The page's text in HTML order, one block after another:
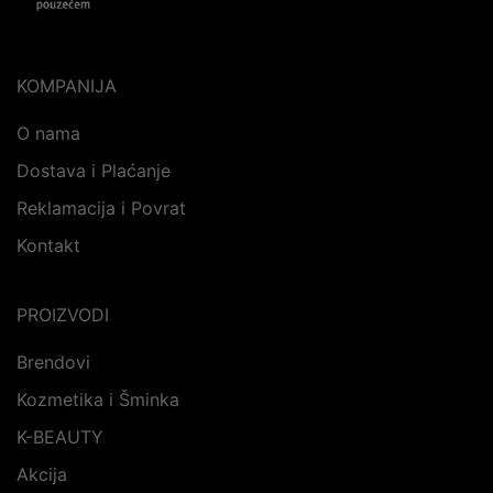
KOMPANIJA
O nama
Dostava i Plaćanje
Reklamacija i Povrat
Kontakt
PROIZVODI
Brendovi
Kozmetika i Šminka
K-BEAUTY
Akcija